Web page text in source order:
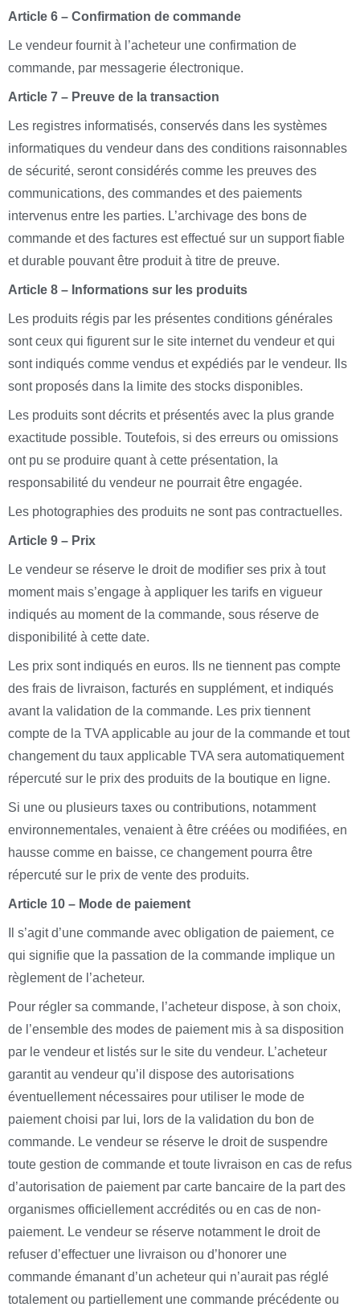
Article 6 – Confirmation de commande
Le vendeur fournit à l’acheteur une confirmation de
commande, par messagerie électronique.
Article 7 – Preuve de la transaction
Les registres informatisés, conservés dans les systèmes
informatiques du vendeur dans des conditions raisonnables
de sécurité, seront considérés comme les preuves des
communications, des commandes et des paiements
intervenus entre les parties. L’archivage des bons de
commande et des factures est effectué sur un support fiable
et durable pouvant être produit à titre de preuve.
Article 8 – Informations sur les produits
Les produits régis par les présentes conditions générales
sont ceux qui figurent sur le site internet du vendeur et qui
sont indiqués comme vendus et expédiés par le vendeur. Ils
sont proposés dans la limite des stocks disponibles.
Les produits sont décrits et présentés avec la plus grande
exactitude possible. Toutefois, si des erreurs ou omissions
ont pu se produire quant à cette présentation, la
responsabilité du vendeur ne pourrait être engagée.
Les photographies des produits ne sont pas contractuelles.
Article 9 – Prix
Le vendeur se réserve le droit de modifier ses prix à tout
moment mais s’engage à appliquer les tarifs en vigueur
indiqués au moment de la commande, sous réserve de
disponibilité à cette date.
Les prix sont indiqués en euros. Ils ne tiennent pas compte
des frais de livraison, facturés en supplément, et indiqués
avant la validation de la commande. Les prix tiennent
compte de la TVA applicable au jour de la commande et tout
changement du taux applicable TVA sera automatiquement
répercuté sur le prix des produits de la boutique en ligne.
Si une ou plusieurs taxes ou contributions, notamment
environnementales, venaient à être créées ou modifiées, en
hausse comme en baisse, ce changement pourra être
répercuté sur le prix de vente des produits.
Article 10 – Mode de paiement
Il s’agit d’une commande avec obligation de paiement, ce
qui signifie que la passation de la commande implique un
règlement de l’acheteur.
Pour régler sa commande, l’acheteur dispose, à son choix,
de l’ensemble des modes de paiement mis à sa disposition
par le vendeur et listés sur le site du vendeur. L’acheteur
garantit au vendeur qu’il dispose des autorisations
éventuellement nécessaires pour utiliser le mode de
paiement choisi par lui, lors de la validation du bon de
commande. Le vendeur se réserve le droit de suspendre
toute gestion de commande et toute livraison en cas de refus
d’autorisation de paiement par carte bancaire de la part des
organismes officiellement accrédités ou en cas de non-
paiement. Le vendeur se réserve notamment le droit de
refuser d’effectuer une livraison ou d’honorer une
commande émanant d’un acheteur qui n’aurait pas réglé
totalement ou partiellement une commande précédente ou